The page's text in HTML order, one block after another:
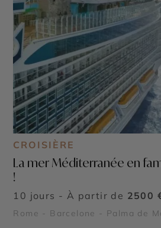
CROISIÈRE
La mer Méditerranée en
!
10 jours - À partir de 2500
Rome - Barcelone - Palma de